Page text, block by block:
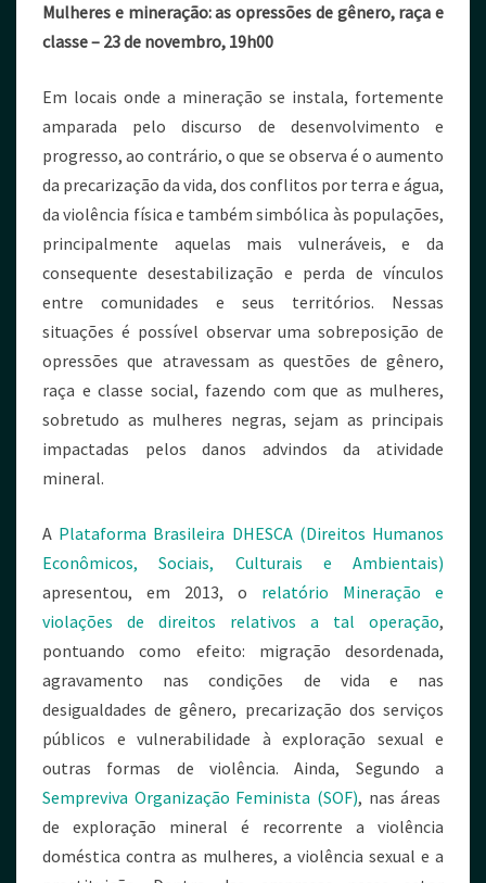
Mulheres e mineração: as opressões de gênero, raça e
classe – 23 de novembro, 19h00
Em locais onde a mineração se instala, fortemente
amparada pelo discurso de desenvolvimento e
progresso, ao contrário, o que se observa é o aumento
da precarização da vida, dos conflitos por terra e água,
da violência física e também simbólica às populações,
principalmente aquelas mais vulneráveis, e da
consequente desestabilização e perda de vínculos
entre comunidades e seus territórios. Nessas
situações é possível observar uma sobreposição de
opressões que atravessam as questões de gênero,
raça e classe social, fazendo com que as mulheres,
sobretudo as mulheres negras, sejam as principais
impactadas pelos danos advindos da atividade
mineral.
A Plataforma Brasileira DHESCA (Direitos Humanos
Econômicos, Sociais, Culturais e Ambientais)
apresentou, em 2013, o relatório Mineração e
violações de direitos relativos a tal operação,
pontuando como efeito: migração desordenada,
agravamento nas condições de vida e nas
desigualdades de gênero, precarização dos serviços
públicos e vulnerabilidade à exploração sexual e
outras formas de violência. Ainda, Segundo a
Sempreviva Organização Feminista (SOF), nas áreas
de exploração mineral é recorrente a violência
doméstica contra as mulheres, a violência sexual e a